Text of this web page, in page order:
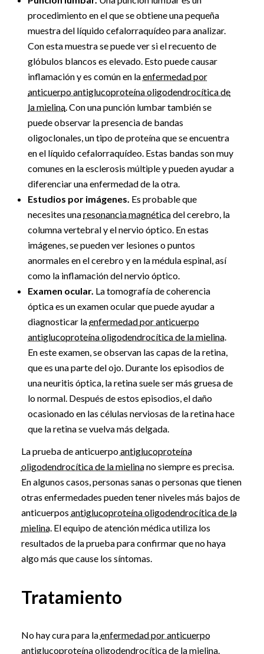
procedimiento en el que se obtiene una pequeña
muestra del líquido cefalorraquídeo para analizar.
Con esta muestra se puede ver si el recuento de
glóbulos blancos es elevado. Esto puede causar
inflamación y es común en laenfermedad por
anticuerpo antiglucoproteína oligodendrocítica de
la mielina. Con una punción lumbar también se
puede observar la presencia de bandas
oligoclonales, un tipo de proteína que se encuentra
en el líquido cefalorraquídeo. Estas bandas son muy
comunes en la esclerosis múltiple y pueden ayudar a
diferenciar una enfermedad de la otra.
Estudios por imágenes. Es probable que
necesites unaresonancia magnéticadel cerebro, la
columna vertebral y el nervio óptico. En estas
imágenes, se pueden ver lesiones o puntos
anormales en el cerebro y en la médula espinal, así
como la inflamación del nervio óptico.
Examen ocular. La tomografía de coherencia
óptica es un examen ocular que puede ayudar a
diagnosticar laenfermedad por anticuerpo
antiglucoproteína oligodendrocítica de la mielina.
En este examen, se observan las capas de la retina,
que es una parte del ojo. Durante los episodios de
una neuritis óptica, la retina suele ser más gruesa de
lo normal. Después de estos episodios, el daño
ocasionado en las células nerviosas de la retina hace
que la retina se vuelva más delgada.
La prueba de anticuerpoantiglucoproteína
oligodendrocítica de la mielinano siempre es precisa.
En algunos casos, personas sanas o personas que tienen
otras enfermedades pueden tener niveles más bajos de
anticuerpos antiglucoproteína oligodendrocítica de la
mielina. El equipo de atención médica utiliza los
resultados de la prueba para confirmar que no haya
algo más que cause los síntomas.
Tratamiento
No hay cura para laenfermedad por anticuerpo
antiglucoproteína oligodendrocítica de la mielina.